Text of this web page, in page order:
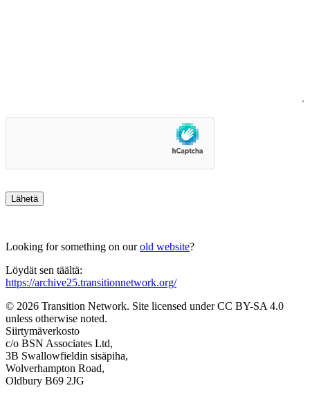
Looking for something on ourold website?
Löydät sen täältä:
https://archive25.transitionnetwork.org/
© 2026 Transition Network. Site licensed under CC BY-SA 4.0
unless otherwise noted.
Siirtymäverkosto
c/o BSN Associates Ltd,
3B Swallowfieldin sisäpiha,
Wolverhampton Road,
Oldbury B69 2JG